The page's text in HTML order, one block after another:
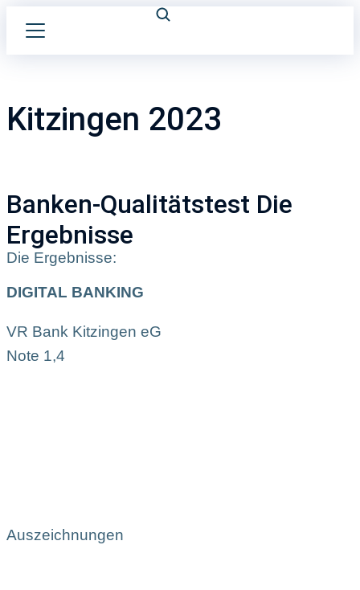
Kitzingen 2023
Banken-Qualitätstest Die
Ergebnisse
Die Ergebnisse:
DIGITAL BANKING
VR Bank Kitzingen eG
Note 1,4
Auszeichnungen